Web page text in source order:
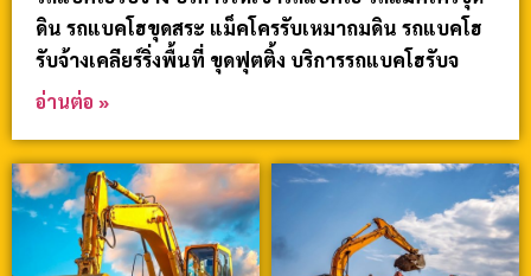
ดิน รถแบคโฮขุดสระ แม็คโครรับเหมาถมดิน รถแบคโฮ
รับจ้างเคลียร์ริ่งพื้นที่ ขุดฟุตติ้ง บริการรถแบคโฮรับจ
อ่านต่อ »